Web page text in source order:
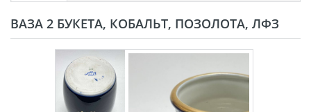
ВАЗА 2 БУКЕТА, КОБАЛЬТ, ПОЗОЛОТА, ЛФЗ